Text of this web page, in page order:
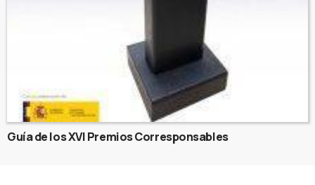
Guía de los XVI Premios Corresponsables